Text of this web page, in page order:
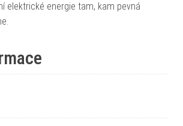
elektrické energie tam, kam pevná